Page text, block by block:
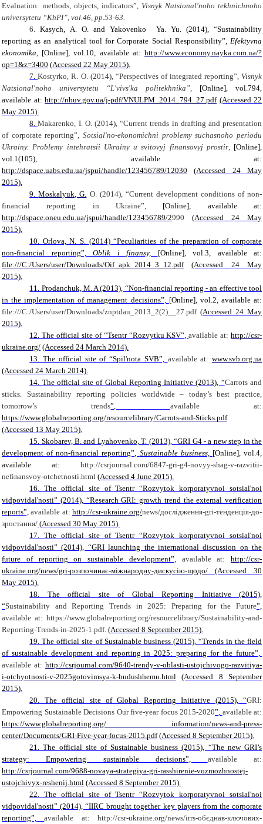
Evaluation: methods, objects, indicators”, Visnyk Natsional'noho tekhnichnoho
universytetu “KhPI”, vol.46, pp.53-63.
6. Kasych, A. O.and Yakovenko Ya. Yu. (2014), “Sustainability
reporting as an analytical tool for Corporate Social Responsibility”, Efektyvna
ekonomika, [Online],vol.10, available at:http://www.economy.nayka.com.ua/?
op=1&z=3400 (Accessed 22 Mаy 2015).
7.Kostyrko, R. O. (2014), “Perspectives of integrated reporting”, Visnyk
Natsional'noho universytetu “L'vivs'ka politekhnika”, [Online], vol.794,
available at: http://nbuv.gov.ua/j-pdf/VNULPM_2014_794_27.pdf (Accessed 22
Mаy 2015).
8.Makarenko, I. О. (2014),“Current trends in drafting and presentation
of corporate reporting”,Sotsial'no-ekonomichni problemy suchasnoho periodu
Ukrainy. Problemy intehratsii Ukrainy u svitovyj finansovyj prostir, [Online],
vol.1(105), available at:
http://dspace.uabs.edu.ua/jspui/handle/123456789/12030
(Accessed 24 Mаy
2015).
9.Moskalyuk, G. O. (2014), “Current development conditions of non-
financial reporting in Ukraine”, [Online], available at:
http://dspace.oneu.edu.ua/jspui/handle/123456789/2990 (Accessed 24 Mаy
2015).
10. Orlova, N. S. (2014) “Peculiarities of the preparation of corporate
non-financial reporting”, Oblik i finansy, [Online], vol.3, available at:
file:///C:/Users/user/Downloads/Oif_apk_2014_3_12.pdf
(Accessed 24 Mаy
2015).
11. Prodanchuk, M. A (2013), “Non-financial reporting - an effective tool
in the implementation of management decisions”, [Online], vol.2, available at:
file:///C:/Users/user/Downloads/znptdau_2013_2(2)__27.pdf (Accessed 24 Mаy
2015).
12. The official site of “Tsentr “Rozvytku KSV”,available at:http://csr-
ukraine.org/ (Accessed 24 March 2014).
13. The official site of “Spil'nota SVB”, available at:www.svb.org.ua
(Accessed 24 March 2014).
14. The official site of Global Reporting Initiative (2013), “Carrots and
sticks. Sustainability reporting policies worldwide – today’s best practice,
tomorrow’s trends”, available at:
https://www.globalreporting.org/resourcelibrary/Carrots-and-Sticks.pdf.
(Accessed 13 May 2015).
15. Skobarev, B. and Lyahovenko, T. (2013), “GRI G4 - a new step in the
development of non-financial reporting”, Sustainable business, [Online],vol.4,
available at: http://csrjournal.com/6847-gri-g4-novyy-shag-v-razvitii-
nefinansvoy-otchetnosti.html (Accessed 4 June 2015).
16. The official site of Tsentr “Rozvytok korporatyvnoi sotsial'noi
vidpovidal'nosti” (2014), “Research GRI: growth trend the external verification
reports”, available at: http://csr-ukraine.org/news/дослідження-gri-тенденція-до-
зростання/ (Accessed 30 Mаy 2015).
17.The official site of Tsentr “Rozvytok korporatyvnoi sotsial'noi
vidpovidal'nosti” (2014), “GRI launching the international discussion on the
future of reporting on sustainable development”,available at: http://csr-
ukraine.org/news/gri-розпочинає-міжнародну-дискусію-щодо/ (Accessed 30
Mаy 2015).
18. The official site of Global Reporting Initiative (2015),
“Sustainability and Reporting Trends in 2025: Preparing for the Future”,
available at: https://www.globalreporting.org/resourcelibrary/Sustainability-and-
Reporting-Trends-in-2025-1.pdf. (Accessed 8 September 2015).
19. The official site of Sustainable business (2015), “Trends in the field
of sustainable development and reporting in 2025: preparing for the future”,
available at: http://csrjournal.com/9640-trendy-v-oblasti-ustojchivogo-razvitiya-
i-otchyotnosti-v-2025gotovimsya-k-budushhemu.html
(Accessed 8 September
2015).
20. The official site of Global Reporting Initiative (2015), “GRI:
Empowering Sustainable Decisions Our five-year focus 2015-2020”, available at:
https://www.globalreporting.org/ information/news-and-press-
center/Documents/GRI-Five-year-focus-2015.pdf (Accessed 8 September 2015).
21. The official site of Sustainable business (2015), “The new GRI’s
strategy: Empowering sustainable decisions”, available at:
http://csrjournal.com/9688-novaya-strategiya-gri-rasshirenie-vozmozhnostej-
ustojchivyx-reshenij.html (Accessed 8 September 2015).
22. The official site of Tsentr “Rozvytok korporatyvnoi sotsial'noi
vidpovidal'nosti” (2014), “IIRC brought together key players from the corporate
reporting”,available at:http://csr-ukraine.org/news/irrs-обєднав-ключових-